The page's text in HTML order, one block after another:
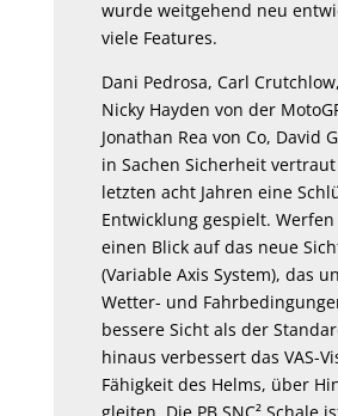
wurde weitgehend neu
viele Features.
Dani Pedrosa, Carl
Nicky Hayden von der
Jonathan Rea von Co, David
in Sachen Sicherheit
letzten acht Jahren eine
Entwicklung gespielt.
einen Blick auf das neue
(Variable Axis System), das
Wetter- und
bessere Sicht als der
hinaus verbessert das VAS-
Fähigkeit des Helms, über